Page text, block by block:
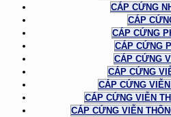
CÁP CỨNG
CÁP
CÁP CỨNG
CÁP CỨNG
CÁP CỨNG
CÁP CỨNG
CÁP CỨNG
CÁP CỨNG VIỄN
CÁP CỨNG VIỄN